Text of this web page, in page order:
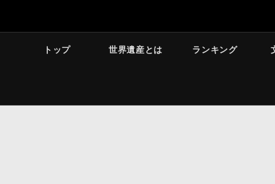
トップ 世界遺産とは ランキング